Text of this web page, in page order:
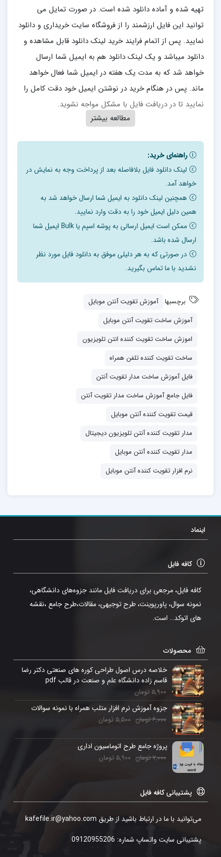
تهیه شده و آماده دانلود شده است. در صورت تمایل می
توانید این فایل ارزشمند را از فروشگاه سایت خریداری و دانلود
نمایید. پس از اتمام فرایند خرید لینک دانلود قابل مشاهده و
دانلود میباشد و یک لینک دانلود هم به ایمیل شما ارسال
خواهد شد که به مدت یک هفته در ایمیل شما فعال خواهد
ماند. پس در هنگام خرید در نوشتن ایمیل خود دقت کامل را
نمایید تا در دریافت فایل با مشکل مواجه نشوید.
در این آموزش شما یاد خواهید گرفت که با ساخت مدار هایی
قدرت انتن دهی و دریافت و ارسال فرکانس ها و امواج را بالا
ببرید.
اگر شما نیز به دنبال تعویض آنتن تلویزیون خود هستید
پیشنهاد می کنیم آموزش امروز انزل وب را برای ساخت آنتن
تلویزیون و تقویت سیگنال دهی و دریافت کانال های بیش تر
دنبال کنید.
چه از تلویزیون های آنالوگ و معمولی قدیمی استفاده کنید و
یا محتوای دیجیتال را با استفاده از تلویزیون های هوشمند
مشاهده می کنید کیفیت تصویر وابسته به آنتنی است که به
در بازار موجود است که سیگنال دهی را تقویت می کنند و
تجربه بهتری از مشاهده تلویزیون را برای افراد رقم می زنند؛ اما
شاید کم تر آنتنی مشابه با آنتن فوق العاده هاورمن وجود
داشته باشد که بتواند با الگوی خاص خود پخش دیجیتال و
HD کانال ها را با این کیفیت ممکن کند. ساخت این آنتن به
اگر شما نیز به دنبال تعویض آنتن تلویزیون خود هستید
تلویزیون و تقویت سیگنال دهی و دریافت کانال های بیش تر
شما می توانید با کلیک بروی دکمه افزودن به سبد خرید
سفارش خود را ثبت و بعد از آن فایل را دریافت نمایید
.
۲- دریافت از طریق دانلود
شما می توانید سفارش فایل را به روشهای زیر پرداخت نمایید .
۱- واریز به حساب یا کارت به کارت
۲- پرداخت آنلاین
برای پرداخت از کلیه کارتهای عضو شتاب میتوانید استفاده
نمائید.
بعد از پرداخت آنلاین لینک دانلود فعال و نمایش داده میشود،
همچنین یک نسخه از فایل همان لحظه به ایمیل شما ارسال
میگردد. در صورت بروز هر مشکلی، میتوانید از طریق تماس با
ما پیغام بگذارید و یا در واتساپ شماره ۰۹۱۲۰۹۵۵۲۰۶ با ما در
تماس باشید تا مشکلات خرید شما بررسی شود.
مطالعه بیشتر
راهنمای خرید:
لینک دانلود فایل بلافاصله بعد از پرداخت وجه به نمایش در
خواهد آمد.
همچنین لینک دانلود به ایمیل شما ارسال خواهد شد به
همین دلیل ایمیل خود را به دقت وارد نمایید.
ممکن است ایمیل ارسالی به پوشه اسپم یا Bulk ایمیل شما
ارسال شده باشد.
در صورتی که به هر دلیلی موفق به دانلود فایل مورد نظر
نشدید با ما تماس بگیرید.
برچسبها
آموزش تقویت آنتن موبایل
آموزش ساخت تقویت آنتن موبایل
اموزش ساخت تقویت کننده انتن تلویزیون
ساخت تقویت کننده تلفن همراه
فایل آموزش ساخت مدار تقویت آنتن
فایل جامع آموزش ساخت مدار تقویت آنتن
قیمت تقویت کننده آنتن موبایل
مدار تقویت کننده آنتن تلویزیون دیجیتال
مدار تقویت کننده آنتن موبایل
نرم افزار تقویت کننده آنتن موبایل
اینماد
کافه فایل
کافه فایل، مرجعی برای دریافت فایل مانند جزوه‌های دانشگاهی،
نمونه سوال، پاورپوینت، طرح توجیهی، مقالات،طرح جامع ،نقشه
های اتوکد… است.
محصولات
خلاصه درس اصول طراحی کوره های صنعتی دکتر رضا
قاسم زاده دانشگاه علم و صنعت در قالب pdf
۵,۹۰۰ تومان
جزوه آموزش نرم افزار متلب همراه با نمونه سوالات
۶,۰۰۰تومان ۵,۵۰۰ تومان
پروژه جامع طرح اتوماسیون اداری
۷,۰۰۰تومان ۵,۹۰۰ تومان
پشتیبانی کافه فایل
می‌توانید با ما در ارتباط باشید از طریق kafefile.ir@yahoo.com
پشتیبانی سایت واتساپ شماره: 09120955206